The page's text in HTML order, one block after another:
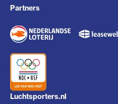
Partners
Luchtsporters.nl